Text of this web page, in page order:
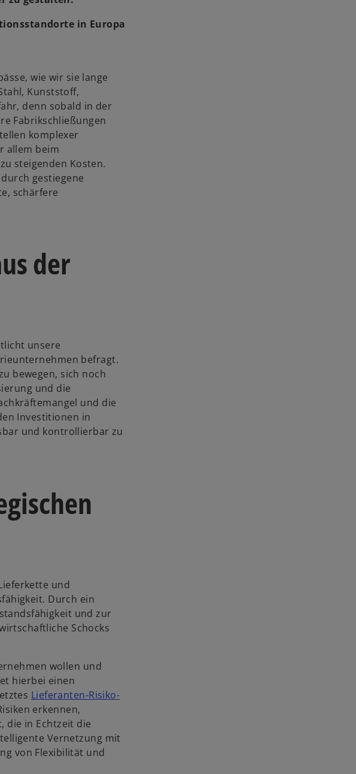
in Europa
wie wir sie lange
Kunststoff,
denn sobald in der
Fabrikschließungen
komplexer
allem beim
steigenden Kosten.
gestiegene
schärfere
der
unsere
befragt.
bewegen, sich noch
und die
und die
Investitionen in
und kontrollierbar zu
und
Durch ein
und zur
Schocks
wollen und
hierbei einen
Lieferanten-Risiko-
erkennen,
die in Echtzeit die
Vernetzung mit
von Flexibilität und